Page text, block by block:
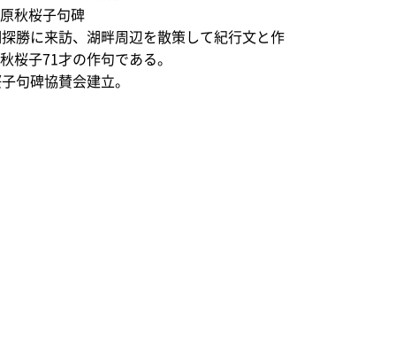
秋桜子句碑
勝に来訪、湖畔周辺を散策して紀行文と作
桜子71才の作句である。
句碑協賛会建立。